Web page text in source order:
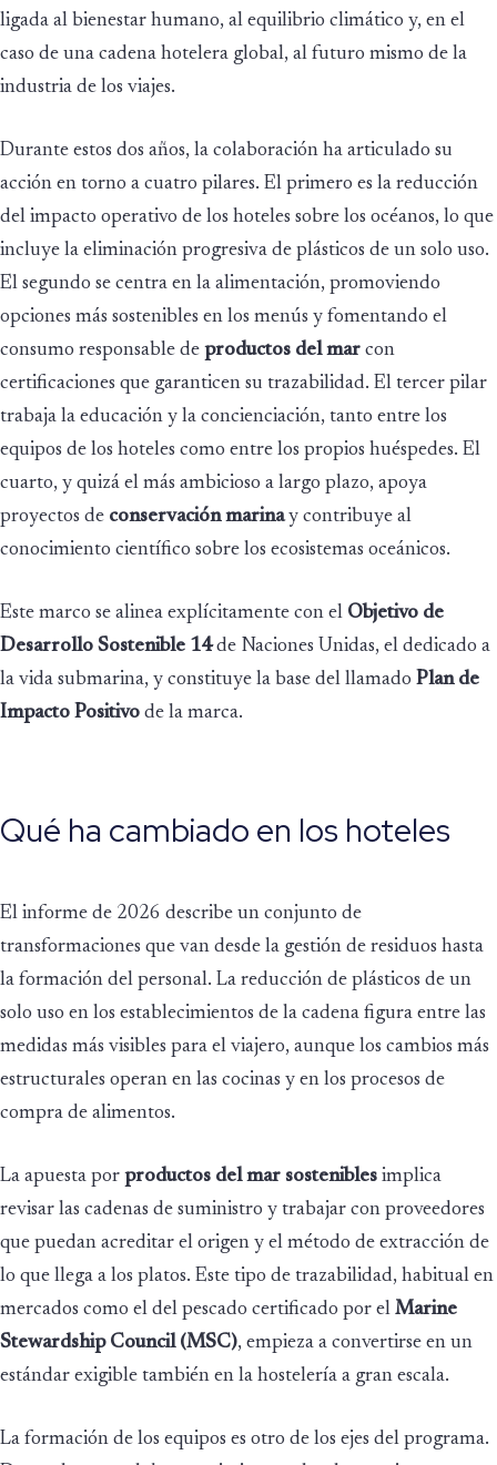
ligada al bienestar humano, al equilibrio climático y, en el
caso de una cadena hotelera global, al futuro mismo de la
industria de los viajes.
Durante estos dos años, la colaboración ha articulado su
acción en torno a cuatro pilares. El primero es la reducción
del impacto operativo de los hoteles sobre los océanos, lo que
incluye la eliminación progresiva de plásticos de un solo uso.
El segundo se centra en la alimentación, promoviendo
opciones más sostenibles en los menús y fomentando el
consumo responsable de productos del mar con
certificaciones que garanticen su trazabilidad. El tercer pilar
trabaja la educación y la concienciación, tanto entre los
equipos de los hoteles como entre los propios huéspedes. El
cuarto, y quizá el más ambicioso a largo plazo, apoya
proyectos de conservación marinay contribuye al
conocimiento científico sobre los ecosistemas oceánicos.
Este marco se alinea explícitamente con el Objetivo de
Desarrollo Sostenible 14de Naciones Unidas, el dedicado a
la vida submarina, y constituye la base del llamado Plan de
Impacto Positivo de la marca.
Qué ha cambiado en los hoteles
El informe de 2026 describe un conjunto de
transformaciones que van desde la gestión de residuos hasta
la formación del personal. La reducción de plásticos de un
solo uso en los establecimientos de la cadena figura entre las
medidas más visibles para el viajero, aunque los cambios más
estructurales operan en las cocinas y en los procesos de
compra de alimentos.
La apuesta por productos del mar sostenibles implica
revisar las cadenas de suministro y trabajar con proveedores
que puedan acreditar el origen y el método de extracción de
lo que llega a los platos. Este tipo de trazabilidad, habitual en
mercados como el del pescado certificado por el Marine
Stewardship Council (MSC), empieza a convertirse en un
estándar exigible también en la hostelería a gran escala.
La formación de los equipos es otro de los ejes del programa.